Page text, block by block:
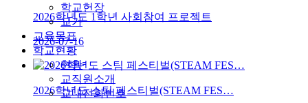
학교헌장
교가
교육목표
학교현황
현황
교직원소개
교내전화번호
2026학년도 1학년 사회참여 프로젝트
2026-07-16
2026학년도 스팀 페스티벌(STEAM FES…